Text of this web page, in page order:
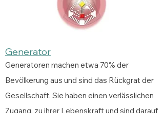
Generator
Generatoren machen etwa 70% der
Bevölkerung aus und sind das Rückgrat der
Gesellschaft. Sie haben einen verlässlichen
Zugang, zu ihrer Lebenskraft und sind darauf